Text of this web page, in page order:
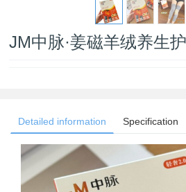
JM中脉·姜磁羊绒养生
Detailed information Specification